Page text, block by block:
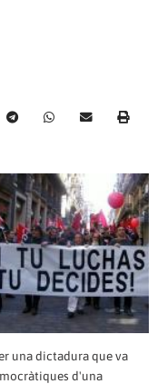
una dictadura que va
d'una